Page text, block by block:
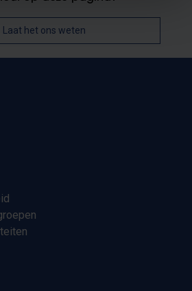
Laat het ons weten